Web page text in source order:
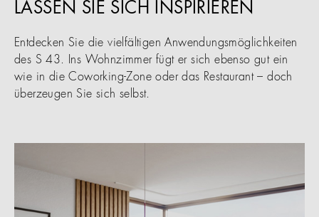
LASSEN SIE SICH INSPIRIEREN
Entdecken Sie die vielfältigen Anwendungsmöglichkeiten
des S 43. Ins Wohnzimmer fügt er sich ebenso gut ein
wie in die Coworking-Zone oder das Restaurant – doch
überzeugen Sie sich selbst.